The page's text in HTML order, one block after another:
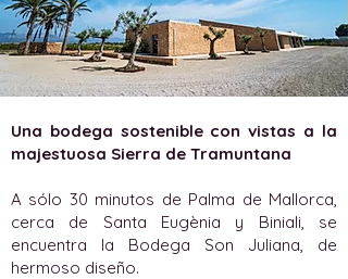
Una bodega sostenible con vistas a la
majestuosa Sierra de Tramuntana
A sólo 30 minutos de Palma de Mallorca,
cerca de Santa Eugènia y Biniali, se
encuentra la Bodega Son Juliana, de
hermoso diseño.